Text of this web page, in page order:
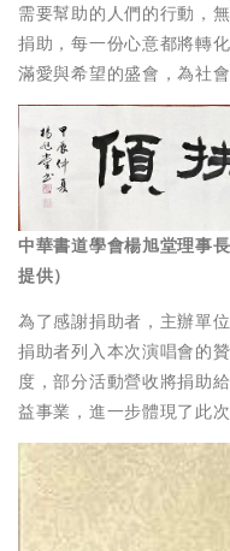
需要幫助的人們的行動，
捐助，每一份心意都將轉
滿愛與希望的盛會，為社
中華書道學會楊旭堂理事
提供）
為了感謝捐助者，主辦單
捐助者列入本次演唱會的
度，部分活動營收將捐助
益事業，進一步體現了此